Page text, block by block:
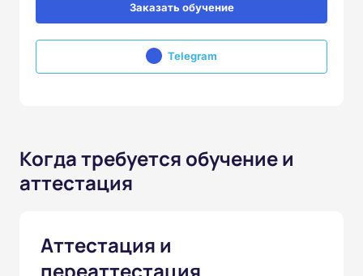
Заказать обучение
Telegram
Когда требуется обучение и
аттестация
Аттестация и
переаттестация